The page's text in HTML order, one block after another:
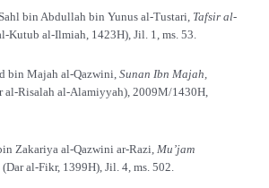
bin Abdullah bin Yunus al-Tustari, Tafsir al-
Kutub al-Ilmiah, 1423H), Jil. 1, ms. 53.
bin Majah al-Qazwini,Sunan Ibn Majah,
al-Risalah al-Alamiyyah), 2009M/1430H,
Zakariya al-Qazwini ar-Razi, Mu’jam
, (Dar al-Fikr, 1399H), Jil. 4, ms. 502.